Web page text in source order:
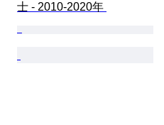
士 - 2010-2020年